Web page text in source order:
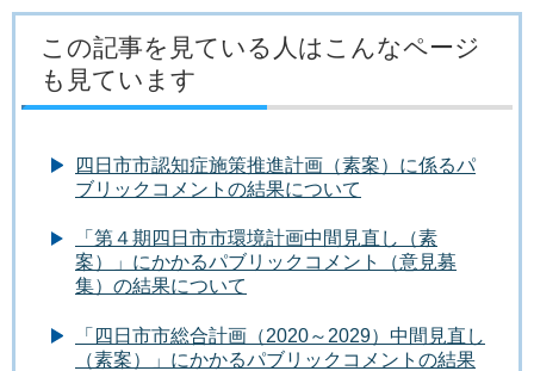
この記事を見ている人はこんなページ
も見ています
四日市市認知症施策推進計画（素案）に係るパ
ブリックコメントの結果について
「第４期四日市市環境計画中間見直し（素
案）」にかかるパブリックコメント（意見募
集）の結果について
「四日市市総合計画（2020～2029）中間見直し
（素案）」にかかるパブリックコメントの結果